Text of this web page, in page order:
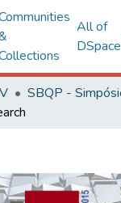
All of
DSpace